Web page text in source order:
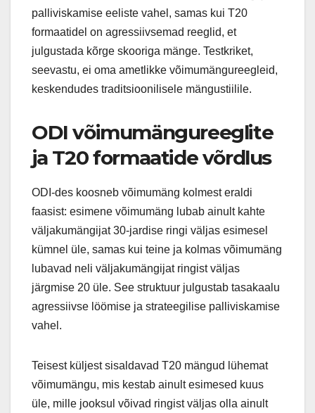
palliviskamise eeliste vahel, samas kui T20
formaatidel on agressiivsemad reeglid, et
julgustada kõrge skooriga mänge. Testkriket,
seevastu, ei oma ametlikke võimumängureegleid,
keskendudes traditsioonilisele mängustiilile.
ODI võimumängureeglite
ja T20 formaatide võrdlus
ODI-des koosneb võimumäng kolmest eraldi
faasist: esimene võimumäng lubab ainult kahte
väljakumängijat 30-jardise ringi väljas esimesel
kümnel üle, samas kui teine ja kolmas võimumäng
lubavad neli väljakumängijat ringist väljas
järgmise 20 üle. See struktuur julgustab tasakaalu
agressiivse löömise ja strateegilise palliviskamise
vahel.
Teisest küljest sisaldavad T20 mängud lühemat
võimumängu, mis kestab ainult esimesed kuus
üle, mille jooksul võivad ringist väljas olla ainult